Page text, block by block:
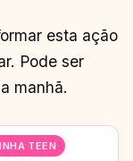
esta ação
Pode ser
manhã.
TEEN